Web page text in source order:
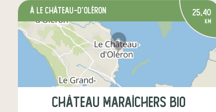
à Le Château-d'Oléron 25,40
km
Château maraîchers Bio